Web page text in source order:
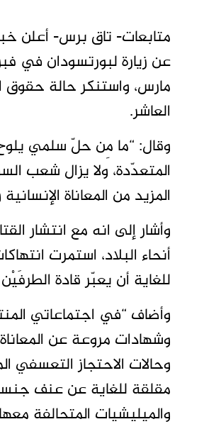
متابعات- تاق برس- أعلن
مارس، واستنكر حالة حقوق
العاشر.
وقال: “ما مِن حلّ سلمي يلوح
المتعدّدة، ولا يزال شعب
المزيد من المعاناة
وأشار إلى انه مع انتشار
أنحاء البلاد، استمرت
للغاية أن يعبّر قادة
وأضاف “في اجتماعاتي
وشهادات مروعة عن
وحالات الاحتجاز التعسفي
مقلقة للغاية عن عنف
والميليشيات المتحالفة